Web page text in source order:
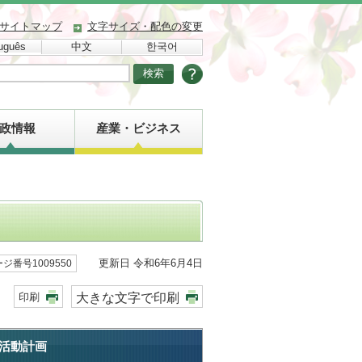
サイトマップ
文字サイズ・配色の変更
中文 한국어
情報 産業・ビジネス
ジ番号1009550 更新日 令和6年6月4日
印刷 大きな文字で印刷
動計画